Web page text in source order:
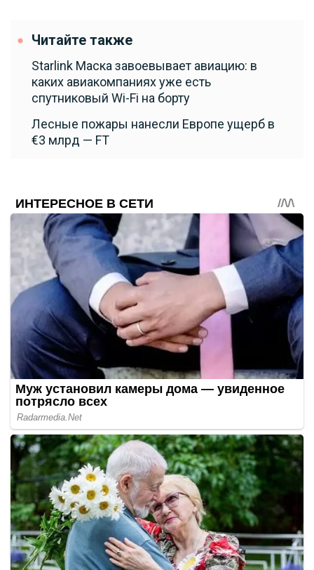
Читайте также
Starlink Маска завоевывает авиацию: в
каких авиакомпаниях уже есть
спутниковый Wi-Fi на борту
Лесные пожары нанесли Европе ущерб в
€3 млрд — FT